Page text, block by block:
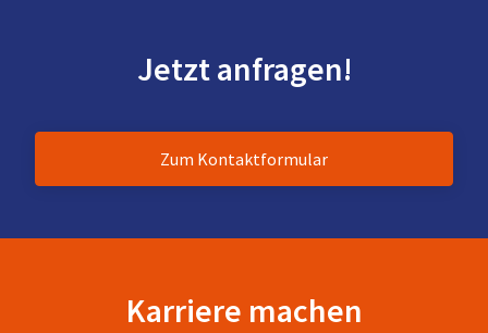
Jetzt anfragen!
Zum Kontaktformular
Karriere machen